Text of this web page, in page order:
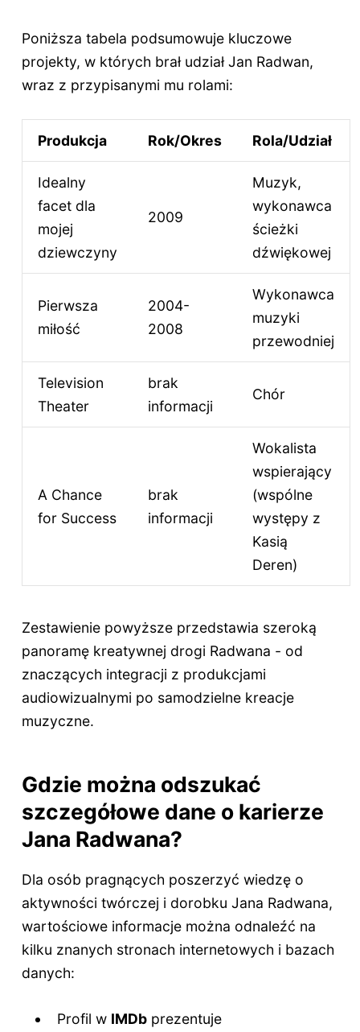
Poniższa tabela podsumowuje kluczowe
projekty, w których brał udział Jan Radwan,
wraz z przypisanymi mu rolami:
Produkcja Rok/Okres Rola/Udział
Idealny
facet dla
mojej
dziewczyny
2009
Muzyk,
wykonawca
ścieżki
dźwiękowej
Pierwsza
miłość
2004-
2008
Wykonawca
muzyki
przewodniej
Television
Theater
brak
informacji
Chór
A Chance
for Success
brak
informacji
Wokalista
wspierający
(wspólne
występy z
Kasią
Deren)
Zestawienie powyższe przedstawia szeroką
panoramę kreatywnej drogi Radwana - od
znaczących integracji z produkcjami
audiowizualnymi po samodzielne kreacje
muzyczne.
Gdzie można odszukać
szczegółowe dane o karierze
Jana Radwana?
Dla osób pragnących poszerzyć wiedzę o
aktywności twórczej i dorobku Jana Radwana,
wartościowe informacje można odnaleźć na
kilku znanych stronach internetowych i bazach
danych:
Profil w IMDb prezentuje